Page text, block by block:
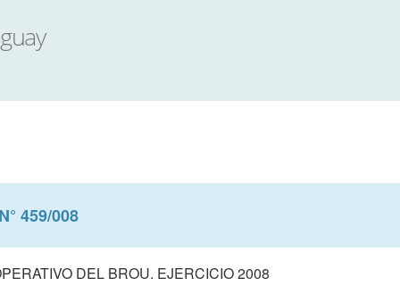
N° 459/008
DEL BROU. EJERCICIO 2008